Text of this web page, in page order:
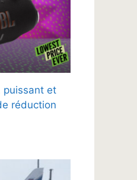
puissant et
réduction